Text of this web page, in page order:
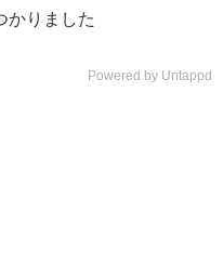
かりました
Powered by Untappd